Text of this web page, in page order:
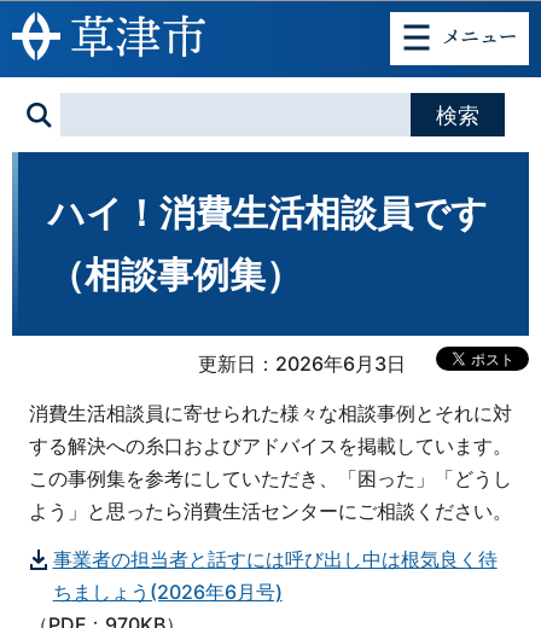
このページの本文へ移動
ハイ！消費生活相談員です
（相談事例集）
更新日：2026年6月3日
消費生活相談員に寄せられた様々な相談事例とそれに対
する解決への糸口およびアドバイスを掲載しています。
この事例集を参考にしていただき、「困った」「どうし
よう」と思ったら消費生活センターにご相談ください。
事業者の担当者と話すには呼び出し中は根気良く待
ちましょう(2026年6月号)